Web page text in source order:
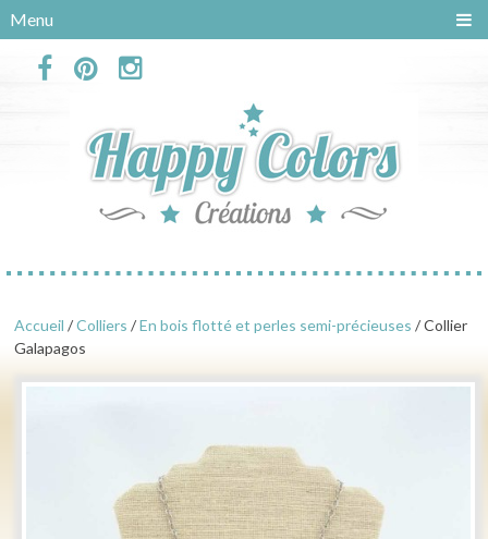
Menu
Accueil /Colliers /En bois flotté et perles semi-précieuses / Collier
Galapagos
Panneau de gestion des cookies